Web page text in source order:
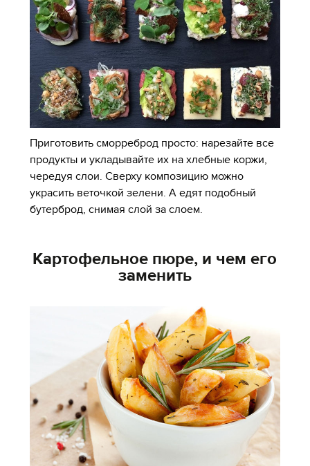
Приготовить сморреброд просто: нарезайте все
продукты и укладывайте их на хлебные коржи,
чередуя слои. Сверху композицию можно
украсить веточкой зелени. А едят подобный
бутерброд, снимая слой за слоем.
Картофельное пюре, и чем его
заменить